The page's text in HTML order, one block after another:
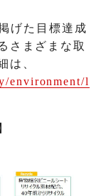
げた目標達成
さまざまな取
は、
environment/l